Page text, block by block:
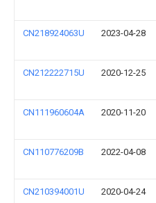
CN218924063U 2023-04-28
CN212222715U 2020-12-25
CN111960604A 2020-11-20
CN110776209B 2022-04-08
CN210394001U 2020-04-24